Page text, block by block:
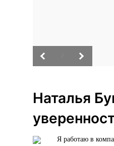
Наталья
Я работаю в